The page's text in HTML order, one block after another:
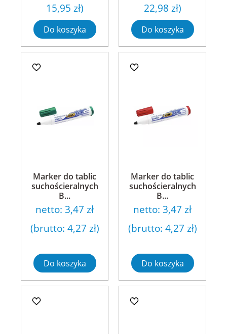
15,95 zł)
Do koszyka
22,98 zł)
Do koszyka
Marker do tablic
suchościeralnych
B...
netto: 3,47 zł
(brutto: 4,27 zł)
Do koszyka
Marker do tablic
suchościeralnych
B...
netto: 3,47 zł
(brutto: 4,27 zł)
Do koszyka